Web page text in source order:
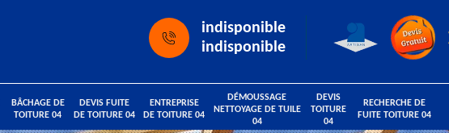
indisponible
indisponible
BÂCHAGE DE
TOITURE 04
DEVIS FUITE
DE TOITURE 04
ENTREPRISE
DE TOITURE 04
DÉMOUSSAGE
NETTOYAGE DE TUILE
04
DEVIS
TOITURE
04
RECHERCHE DE
FUITE TOITURE 04